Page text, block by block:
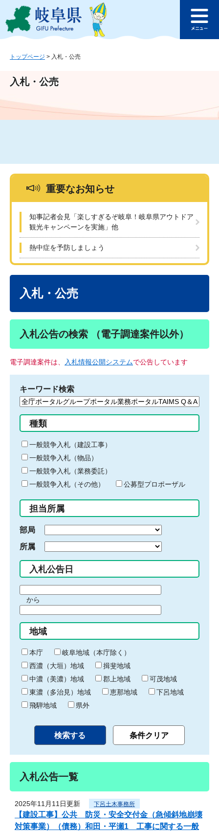
ジ
ュ
文
このページの本文へ
ュ
トップページ > 入札・公売
入札・公売
重要なお知らせ
知事記者会見「楽しすぎるぞ岐阜！岐阜県アウトドア
観光キャンペーンを実施」他
熱中症を予防しましょう
入札・公売
入札公告の検索 （電子調達案件以外）
電子調達案件は、 入札情報公開システムで公告しています
キーワード検索
検
る
キ
ー
ワ
ー
ド
入
力
種類
一般競争入札（建設工事）
一般競争入札（物品）
一般競争入札（業務委託）
一般競争入札（その他）
公募型プロポーザル
担当所属
部局
所属
入札公告日
間
始
り
から
間
終
わ
り
地域
本庁
岐阜地域（本庁除く）
西濃（大垣）地域
揖斐地域
中濃（美濃）地域
郡上地域
可茂地域
東濃（多治見）地域
恵那地域
下呂地域
飛騨地域
県外
入札公告一覧
2025年11月11日更新 下呂土木事務所
【建設工事】公共 防災・安全交付金（急傾斜地崩壊
対策事業）（債務）和田・平瀬1 工事に関する一般